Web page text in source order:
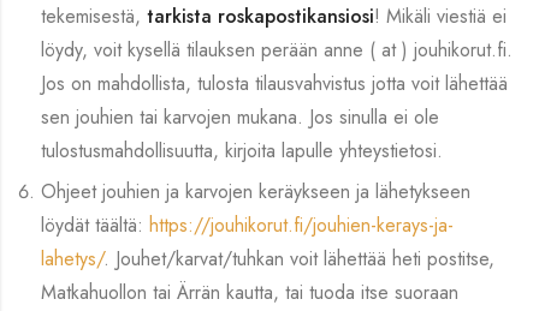
tekemisestä, tarkista roskapostikansiosi! Mikäli viestiä ei
löydy, voit kysellä tilauksen perään anne ( at ) jouhikorut.fi.
Jos on mahdollista, tulosta tilausvahvistus jotta voit lähettää
sen jouhien tai karvojen mukana. Jos sinulla ei ole
tulostusmahdollisuutta, kirjoita lapulle yhteystietosi.
Ohjeet jouhien ja karvojen keräykseen ja lähetykseen
löydät täältä:https://jouhikorut.fi/jouhien-kerays-ja-
lahetys/. Jouhet/karvat/tuhkan voit lähettää heti postitse,
Matkahuollon tai Ärrän kautta, tai tuoda itse suoraan